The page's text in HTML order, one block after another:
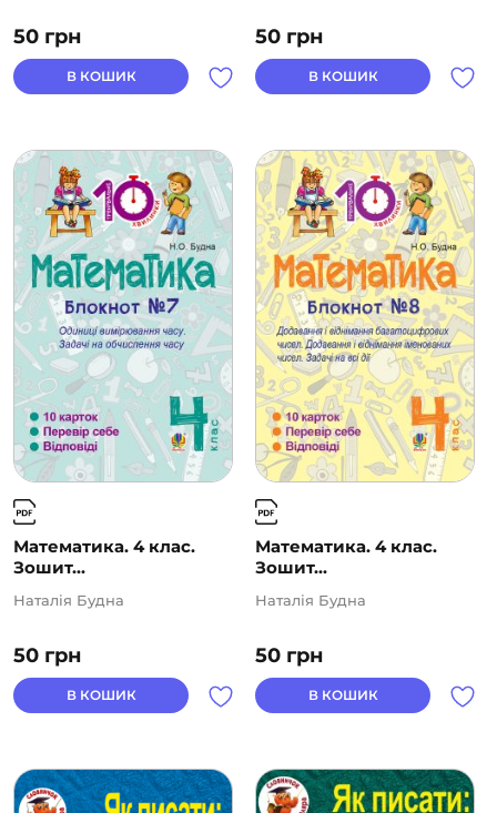
50 грн
В КОШИК
50 грн
В КОШИК
Математика. 4 клас.
Зошит...
50 грн
Наталія Будна
В КОШИК
Математика. 4 клас.
Зошит...
50 грн
Наталія Будна
В КОШИК